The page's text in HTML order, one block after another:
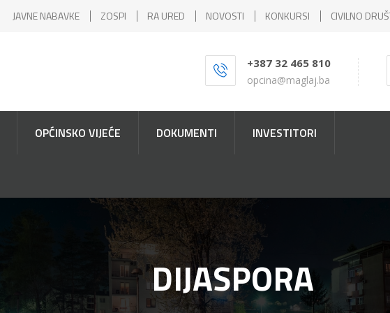
JAVNE NABAVKE ZOSPI RA URED NOVOSTI KONKURSI CIVILNO
+387 32 465 810
opcina@maglaj.ba
OPĆINSKO VIJEĆE DOKUMENTI INVESTITORI
DIJASPORA